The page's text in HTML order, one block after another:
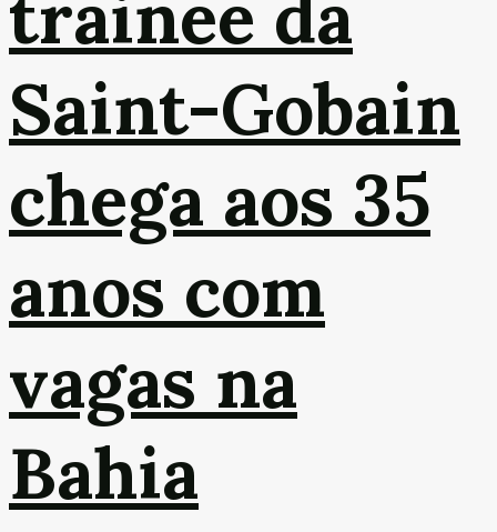
Saint-Gobain
chega aos 35
anos com
vagas na
Bahia